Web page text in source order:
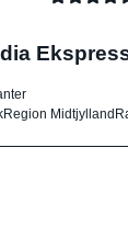
Region Midtjylland